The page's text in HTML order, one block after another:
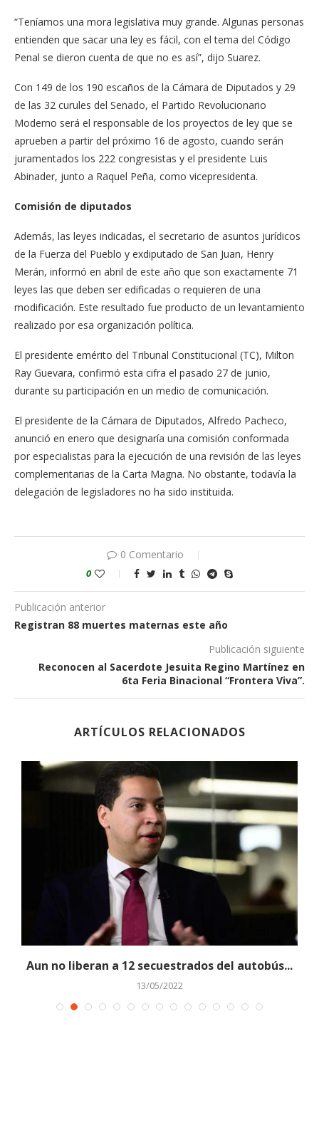
“Teníamos una mora legislativa muy grande. Algunas personas
entienden que sacar una ley es fácil, con el tema del Código
Penal se dieron cuenta de que no es así”, dijo Suarez.
Con 149 de los 190 escaños de la Cámara de Diputados y 29
de las 32 curules del Senado, el Partido Revolucionario
Moderno será el responsable de los proyectos de ley que se
aprueben a partir del próximo 16 de agosto, cuando serán
juramentados los 222 congresistas y el presidente Luis
Abinader, junto a Raquel Peña, como vicepresidenta.
Comisión de diputados
Además, las leyes indicadas, el secretario de asuntos jurídicos
de la Fuerza del Pueblo y exdiputado de San Juan, Henry
Merán, informó en abril de este año que son exactamente 71
leyes las que deben ser edificadas o requieren de una
modificación. Este resultado fue producto de un levantamiento
realizado por esa organización política.
El presidente emérito del Tribunal Constitucional (TC), Milton
Ray Guevara, confirmó esta cifra el pasado 27 de junio,
durante su participación en un medio de comunicación.
El presidente de la Cámara de Diputados, Alfredo Pacheco,
anunció en enero que designaría una comisión conformada
por especialistas para la ejecución de una revisión de las leyes
complementarias de la Carta Magna. No obstante, todavía la
delegación de legisladores no ha sido instituida.
0 Comentario
0
Publicación anterior
Registran 88 muertes maternas este año
Publicación siguiente
Reconocen al Sacerdote Jesuita Regino Martínez en
6ta Feria Binacional “Frontera Viva”.
ARTÍCULOS RELACIONADOS
Aun no liberan a 12 secuestrados del autobús...
13/05/2022